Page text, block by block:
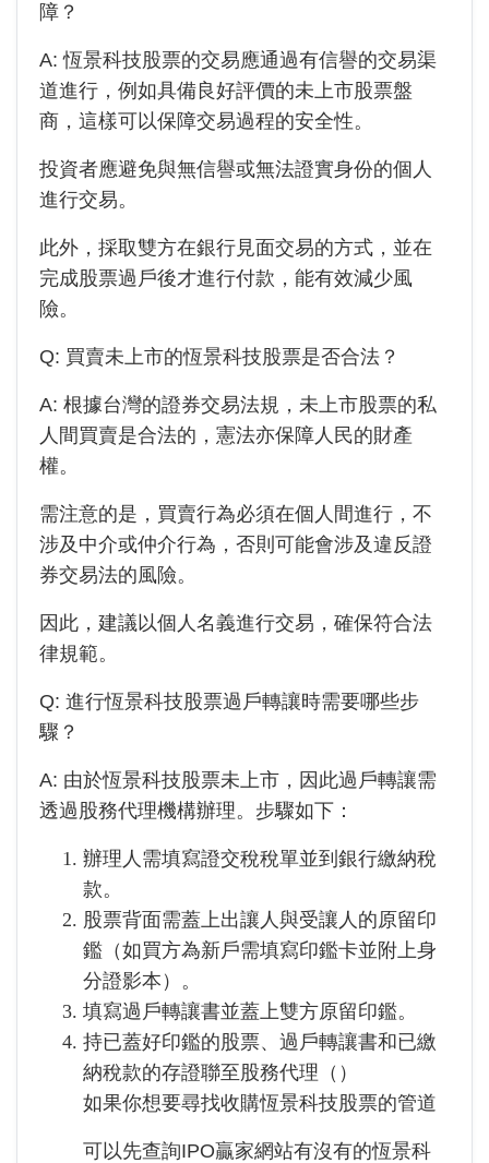
障？
A:恆景科技股票的交易應通過有信譽的交易渠
道進行，例如具備良好評價的未上市股票盤
商，這樣可以保障交易過程的安全性。
投資者應避免與無信譽或無法證實身份的個人
進行交易。
此外，採取雙方在銀行見面交易的方式，並在
完成股票過戶後才進行付款，能有效減少風
險。
Q: 買賣未上市的恆景科技股票是否合法？
A: 根據台灣的證券交易法規，未上市股票的私
人間買賣是合法的，憲法亦保障人民的財產
權。
需注意的是，買賣行為必須在個人間進行，不
涉及中介或仲介行為，否則可能會涉及違反證
券交易法的風險。
因此，建議以個人名義進行交易，確保符合法
律規範。
Q: 進行恆景科技股票過戶轉讓時需要哪些步
驟？
A: 由於恆景科技股票未上市，因此過戶轉讓需
透過股務代理機構辦理。步驟如下：
辦理人需填寫證交稅稅單並到銀行繳納稅
款。
股票背面需蓋上出讓人與受讓人的原留印
鑑（如買方為新戶需填寫印鑑卡並附上身
分證影本）。
填寫過戶轉讓書並蓋上雙方原留印鑑。
持已蓋好印鑑的股票、過戶轉讓書和已繳
納稅款的存證聯至股務代理（ ）
如果你想要尋找收購恆景科技股票的管道
可以先查詢IPO贏家網站有沒有的恆景科